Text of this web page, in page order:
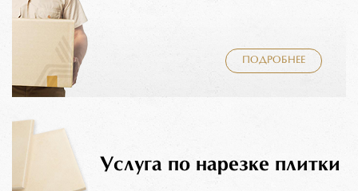
ПОДРОБНЕЕ
Услуга по нарезке плитки